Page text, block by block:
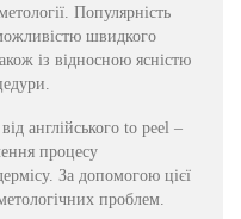
Популярність
швидкого
із відносною ясністю
англійського to peel –
процесу
За допомогою цієї
проблем.